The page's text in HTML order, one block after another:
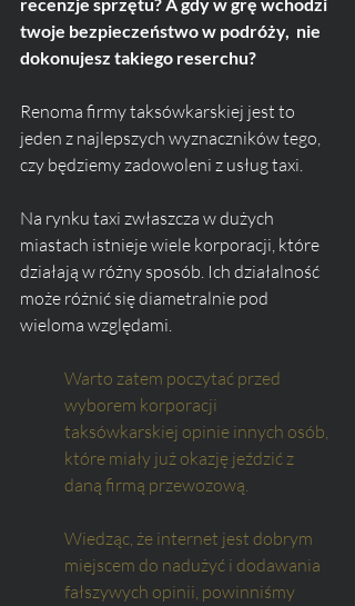
recenzje sprzętu? A gdy w grę wchodzi
twoje bezpieczeństwo w podróży,  nie
dokonujesz takiego reserchu?
Renoma firmy taksówkarskiej jest to
jeden z najlepszych wyznaczników tego,
czy będziemy zadowoleni z usług taxi.
Na rynku taxi zwłaszcza w dużych
miastach istnieje wiele korporacji, które
działają w różny sposób. Ich działalność
może różnić się diametralnie pod
wieloma względami.
Warto zatem poczytać przed
wyborem korporacji
taksówkarskiej opinie innych osób,
które miały już okazję jeździć z
daną firmą przewozową.
Wiedząc, że internet jest dobrym
miejscem do nadużyć i dodawania
fałszywych opinii, powinniśmy